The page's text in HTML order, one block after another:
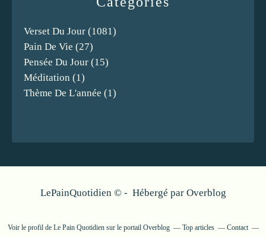
Verset Du Jour (1081)
Pain De Vie (27)
Pensée Du Jour (15)
Méditation (1)
Thème De L'année (1)
LePainQuotidien © - Hébergé par Overblog
Voir le profil de Le Pain Quotidiensur le portail Overblog Top articles Contact